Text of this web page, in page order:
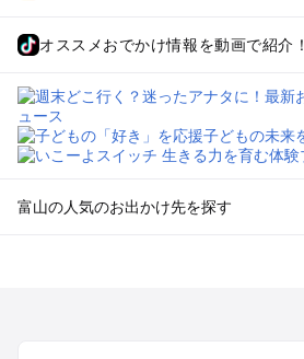
オススメおでかけ情報を動画で紹介！
富山の人気のお出かけ先を探す